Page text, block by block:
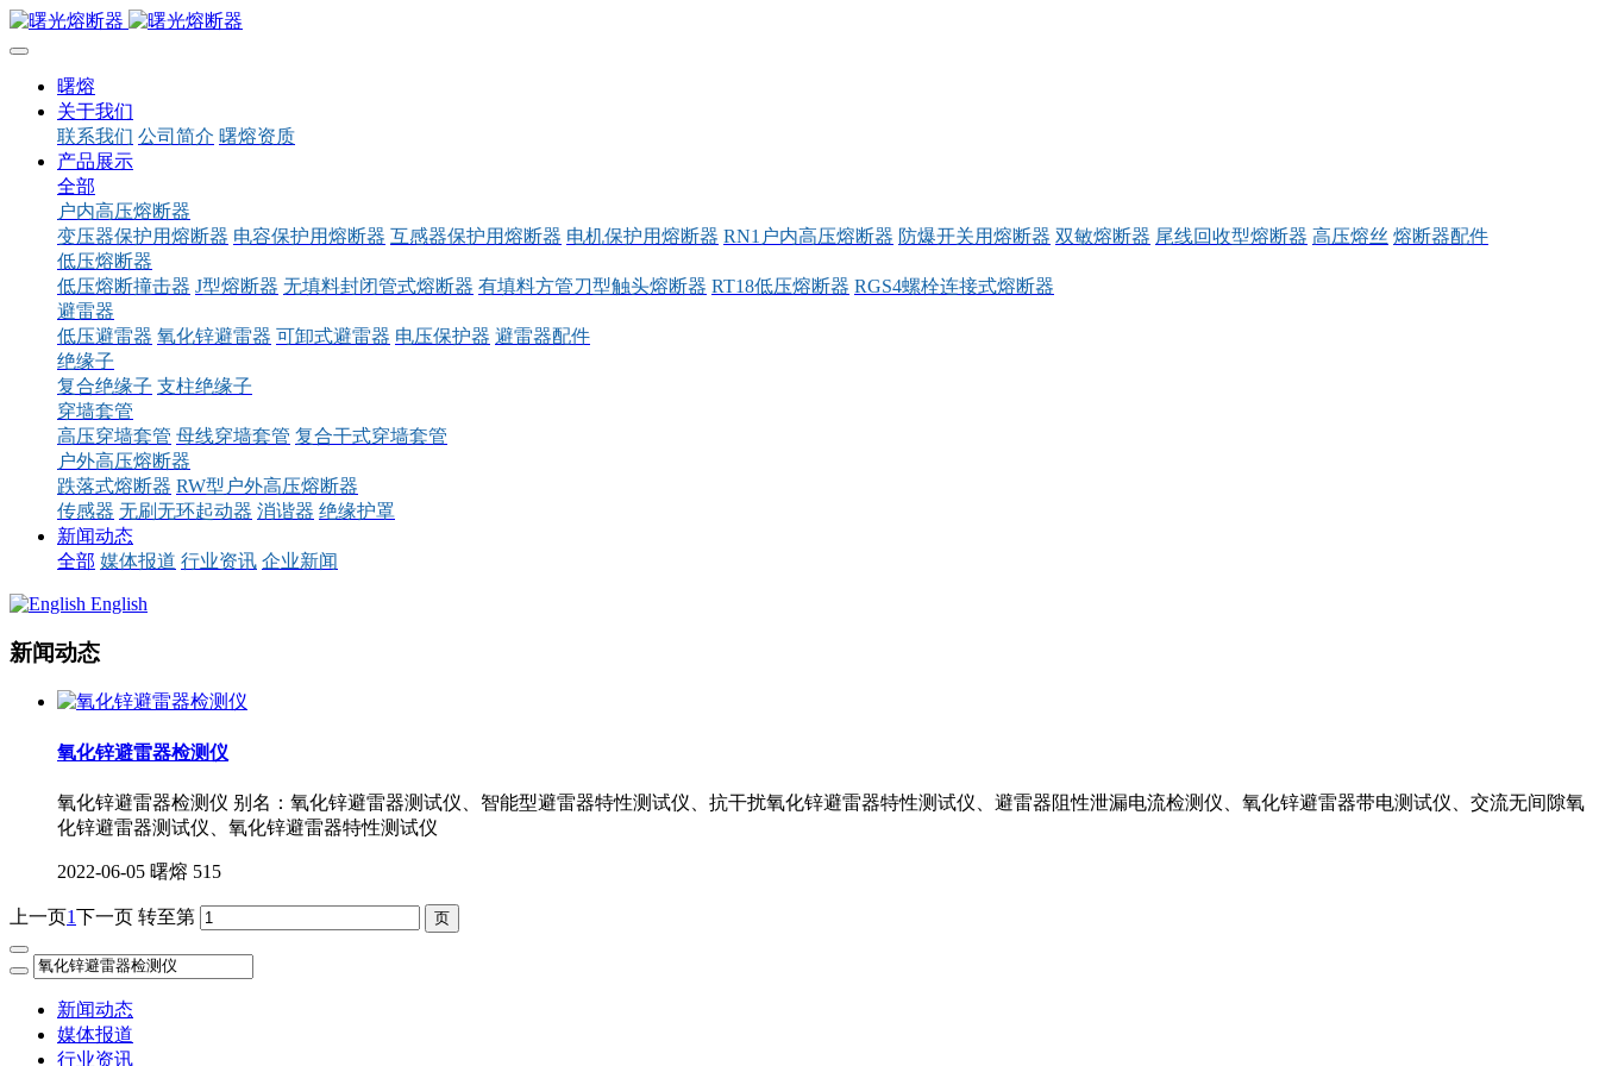
曙熔
关于我们
联系我们 公司简介 曙熔资质
产品展示
全部
户内高压熔断器
变压器保护用熔断器 电容保护用熔断器 互感器保护用熔断器 电机保护用熔断器 RN1户内高压熔断器 防爆开关用熔断器 双敏熔断器 尾线回收型熔断器 高压熔丝 熔断器配件
低压熔断器
低压熔断撞击器 J型熔断器 无填料封闭管式熔断器 有填料方管刀型触头熔断器 RT18低压熔断器 RGS4螺栓连接式熔断器
避雷器
低压避雷器 氧化锌避雷器 可卸式避雷器 电压保护器 避雷器配件
绝缘子
复合绝缘子 支柱绝缘子
穿墙套管
高压穿墙套管 母线穿墙套管 复合干式穿墙套管
户外高压熔断器
跌落式熔断器 RW型户外高压熔断器
传感器 无刷无环起动器 消谐器 绝缘护罩
新闻动态
全部 媒体报道 行业资讯 企业新闻
English
新闻动态
氧化锌避雷器检测仪
氧化锌避雷器检测仪 别名：氧化锌避雷器测试仪、智能型避雷器特性测试仪、抗干扰氧化锌避雷器特性测试仪、避雷器阻性泄漏电流检测仪、氧化锌避雷器带电测试仪、交流无间隙氧
化锌避雷器测试仪、氧化锌避雷器特性测试仪
2022-06-05 曙熔 515
上一页1下一页 转至第
新闻动态
媒体报道
行业资讯